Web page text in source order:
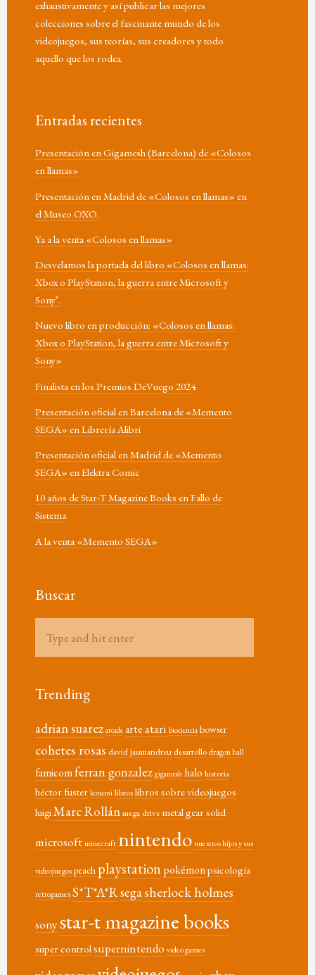
exhaustivamente y así publicar las mejores
colecciones sobre el fascinante mundo de los
videojuegos, sus teorías, sus creadores y todo
aquello que los rodea.
Entradas recientes
Presentación en Gigamesh (Barcelona) de «Colosos
en llamas»
Presentación en Madrid de «Colosos en llamas» en
el Museo OXO.
Ya a la venta «Colosos en llamas»
Desvelamos la portada del libro «Colosos en llamas:
Xbox o PlayStation, la guerra entre Microsoft y
Sony’.
Nuevo libro en producción: «Colosos en llamas:
Xbox o PlayStation, la guerra entre Microsoft y
Sony»
Finalista en los Premios DeVuego 2024
Presentación oficial en Barcelona de «Memento
SEGA» en Librería Alibri
Presentación oficial en Madrid de «Memento
SEGA» en Elektra Comic
10 años de Star-T Magazine Books en Fallo de
Sistema
A la venta «Memento SEGA»
Buscar
Trending
adrian suarez arcade arteatari biociencia bowser
cohetes rosas david jaumandreu desarrollodragon ball
famicomferran gonzalez gigamesh halo historia
héctor fuster konami libroslibros sobre videojuegos
luigiMarc Rollánmega drive metal gear solid
microsoftminecraft nintendonuestros hijos y sus
videojuegospeach playstationpokémonpsicología
retrogamesS*T*A*Rsegasherlock holmes
sonystar-t magazine books
super controlsupernintendo video games